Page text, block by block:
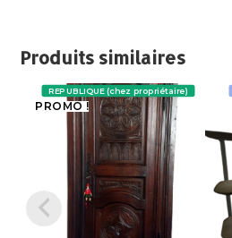
Produits similaires
REPUBLIQUE (chez propriétaire)
PROMO !